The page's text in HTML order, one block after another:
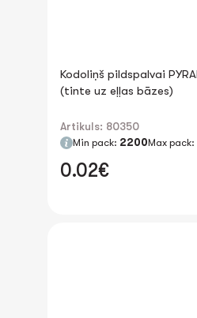
Kodoliņš pildspalvai
(tinte uz eļļas bāzes)
Artikuls: 80350
Min pack: 2200Max pack:
0.02€